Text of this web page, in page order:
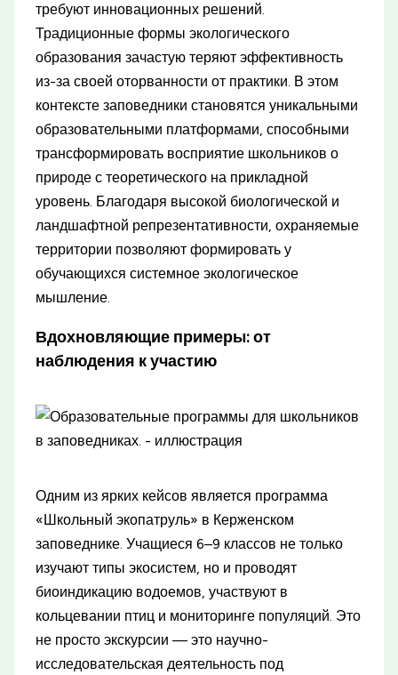
требуют инновационных решений.
Традиционные формы экологического
образования зачастую теряют эффективность
из-за своей оторванности от практики. В этом
контексте заповедники становятся уникальными
образовательными платформами, способными
трансформировать восприятие школьников о
природе с теоретического на прикладной
уровень. Благодаря высокой биологической и
ландшафтной репрезентативности, охраняемые
территории позволяют формировать у
обучающихся системное экологическое
мышление.
Вдохновляющие примеры: от
наблюдения к участию
Одним из ярких кейсов является программа
«Школьный экопатруль» в Керженском
заповеднике. Учащиеся 6–9 классов не только
изучают типы экосистем, но и проводят
биоиндикацию водоемов, участвуют в
кольцевании птиц и мониторинге популяций. Это
не просто экскурсии — это научно-
исследовательская деятельность под